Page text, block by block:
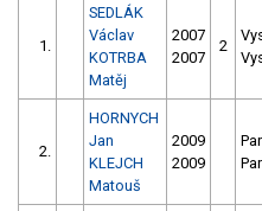
1.
SEDLÁK
Václav
KOTRBA
Matěj
2007
2007
2
2.
HORNYCH
Jan
KLEJCH
Matouš
2009
2009